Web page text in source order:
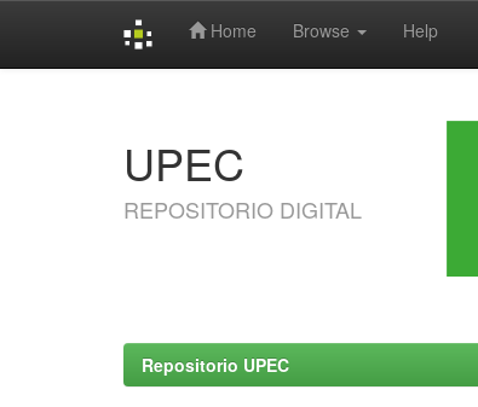
Home Browse Help
UPEC
REPOSITORIO DIGITAL
Repositorio UPEC